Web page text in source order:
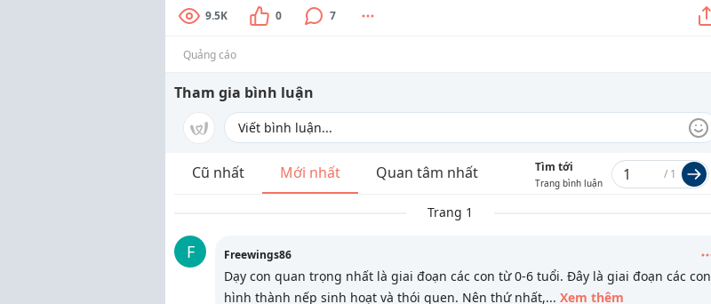
9.5K 0 7
Quảng cáo
Tham gia bình luận
Cũ nhất Mới nhất Quan tâm nhất Tìm tới
Trang bình luận
/ 1
Trang 1
F Freewings86
Dạy con quan trọng nhất là giai đoạn các con từ 0-6 tuổi. Đây là giai đoạn các con
hình thành nếp sinh hoạt và thói quen. Nên thứ nhất,... Xem thêm